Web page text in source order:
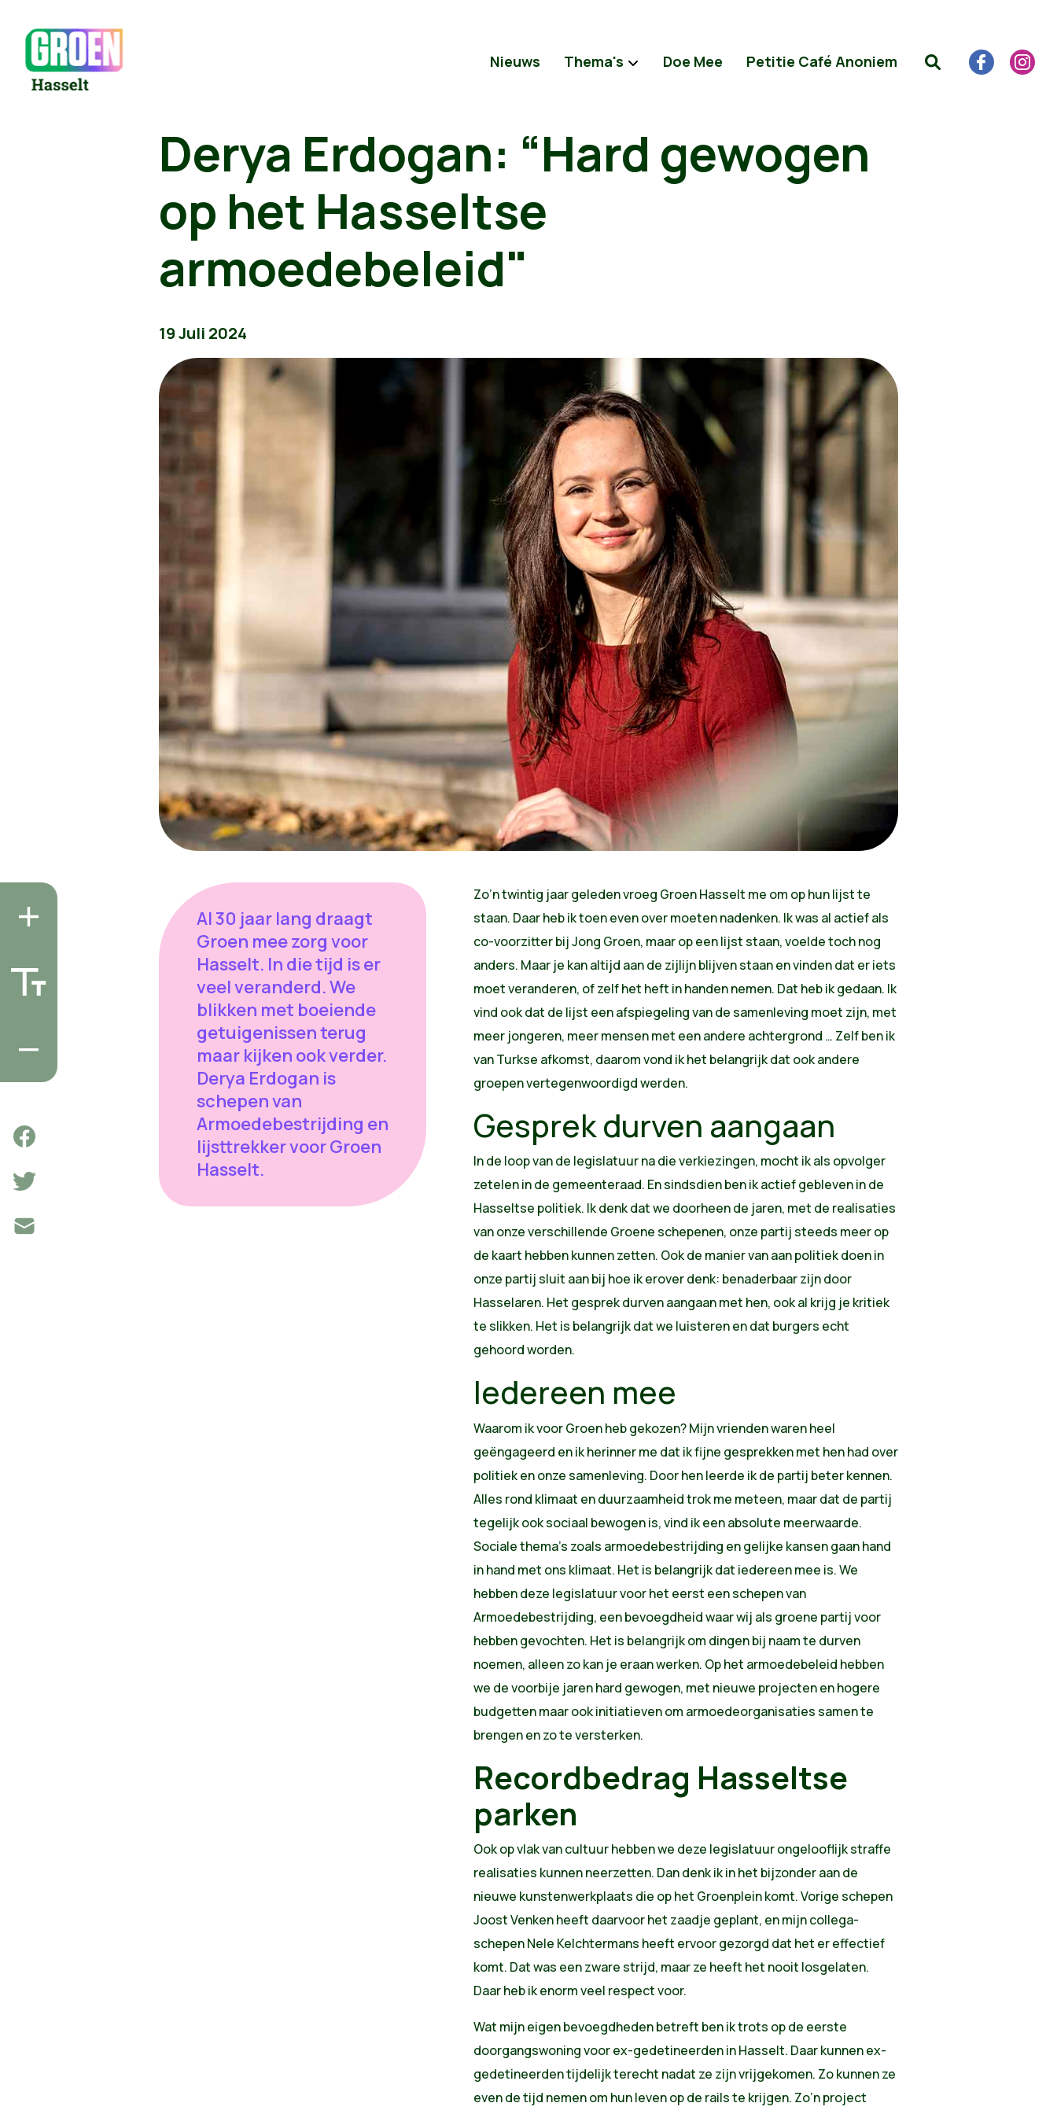
Nieuws Thema's Doe Mee Petitie Café Anoniem
Derya Erdogan: “Hard gewogen
op het Hasseltse
armoedebeleid"
19 Juli 2024
Al 30 jaar lang draagt
Groen mee zorg voor
Hasselt. In die tijd is er
veel veranderd. We
blikken met boeiende
getuigenissen terug
maar kijken ook verder.
Derya Erdogan is
schepen van
Armoedebestrijding en
lijsttrekker voor Groen
Hasselt.
Zo’n twintig jaar geleden vroeg Groen Hasselt me om op hun lijst te
staan. Daar heb ik toen even over moeten nadenken. Ik was al actief als
co-voorzitter bij Jong Groen, maar op een lijst staan, voelde toch nog
anders. Maar je kan altijd aan de zijlijn blijven staan en vinden dat er iets
moet veranderen, of zelf het heft in handen nemen. Dat heb ik gedaan. Ik
vind ook dat de lijst een afspiegeling van de samenleving moet zijn, met
meer jongeren, meer mensen met een andere achtergrond … Zelf ben ik
van Turkse afkomst, daarom vond ik het belangrijk dat ook andere
groepen vertegenwoordigd werden.
Gesprek durven aangaan
In de loop van de legislatuur na die verkiezingen, mocht ik als opvolger
zetelen in de gemeenteraad. En sindsdien ben ik actief gebleven in de
Hasseltse politiek. Ik denk dat we doorheen de jaren, met de realisaties
van onze verschillende Groene schepenen, onze partij steeds meer op
de kaart hebben kunnen zetten. Ook de manier van aan politiek doen in
onze partij sluit aan bij hoe ik erover denk: benaderbaar zijn door
Hasselaren. Het gesprek durven aangaan met hen, ook al krijg je kritiek
te slikken. Het is belangrijk dat we luisteren en dat burgers echt
gehoord worden.
Iedereen mee
Waarom ik voor Groen heb gekozen? Mijn vrienden waren heel
geëngageerd en ik herinner me dat ik fijne gesprekken met hen had over
politiek en onze samenleving. Door hen leerde ik de partij beter kennen.
Alles rond klimaat en duurzaamheid trok me meteen, maar dat de partij
tegelijk ook sociaal bewogen is, vind ik een absolute meerwaarde.
Sociale thema’s zoals armoedebestrijding en gelijke kansen gaan hand
in hand met ons klimaat. Het is belangrijk dat iedereen mee is. We
hebben deze legislatuur voor het eerst een schepen van
Armoedebestrijding, een bevoegdheid waar wij als groene partij voor
hebben gevochten. Het is belangrijk om dingen bij naam te durven
noemen, alleen zo kan je eraan werken. Op het armoedebeleid hebben
we de voorbije jaren hard gewogen, met nieuwe projecten en hogere
budgetten maar ook initiatieven om armoedeorganisaties samen te
brengen en zo te versterken.
Recordbedrag Hasseltse
parken
Ook op vlak van cultuur hebben we deze legislatuur ongelooflijk straffe
realisaties kunnen neerzetten. Dan denk ik in het bijzonder aan de
nieuwe kunstenwerkplaats die op het Groenplein komt. Vorige schepen
Joost Venken heeft daarvoor het zaadje geplant, en mijn collega-
schepen Nele Kelchtermans heeft ervoor gezorgd dat het er effectief
komt. Dat was een zware strijd, maar ze heeft het nooit losgelaten.
Daar heb ik enorm veel respect voor.
Wat mijn eigen bevoegdheden betreft ben ik trots op de eerste
doorgangswoning voor ex-gedetineerden in Hasselt. Daar kunnen ex-
gedetineerden tijdelijk terecht nadat ze zijn vrijgekomen. Zo kunnen ze
even de tijd nemen om hun leven op de rails te krijgen. Zo’n project